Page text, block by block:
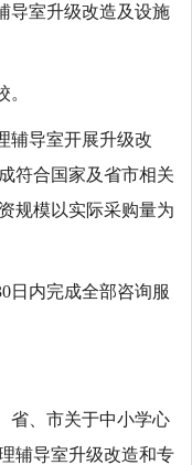
导室升级改造及设施
辅导室开展升级改
符合国家及省市相关
规模以实际采购量为
日内完成全部咨询服
省、市关于中小学心
辅导室升级改造和专